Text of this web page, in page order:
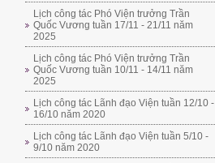
Lịch công tác Phó Viện trưởng Trần
Quốc Vương tuần 17/11 - 21/11 năm
2025
Lịch công tác Phó Viện trưởng Trần
Quốc Vương tuần 10/11 - 14/11 năm
2025
Lịch công tác Lãnh đạo Viện tuần 12/10 -
16/10 năm 2020
Lịch công tác Lãnh đạo Viện tuần 5/10 -
9/10 năm 2020